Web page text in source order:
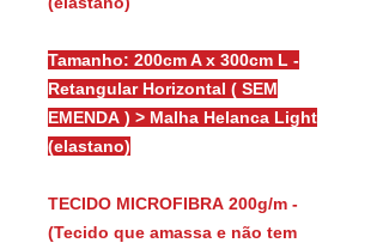
Tamanho: 200cm A x 300cm L -
Retangular Horizontal ( SEM
EMENDA ) > Malha Helanca Light
(elastano)
TECIDO MICROFIBRA 200g/m -
(Tecido que amassa e não tem